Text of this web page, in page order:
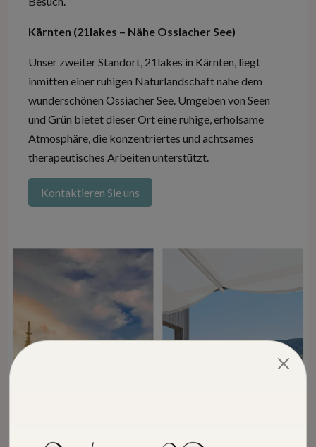
Kärnten (21lakes – Nähe Ossiacher See)
Unser zweiter Standort, 21lakes in Kärnten, liegt
inmitten einer ruhigen Naturlandschaft nahe dem
wunderschönen Ossiacher See. Umgeben von Seen
und Grün bietet dieser Ort eine ruhige, erholsame
Atmosphäre, die konzentriertes und achtsames
therapeutisches Arbeiten unterstützt.
Kontaktieren Sie uns